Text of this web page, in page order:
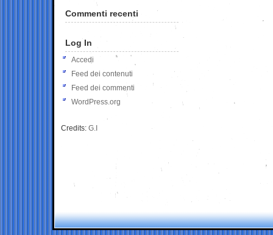
Commenti recenti
Log In
Accedi
Feed dei contenuti
Feed dei commenti
WordPress.org
Credits: G.I